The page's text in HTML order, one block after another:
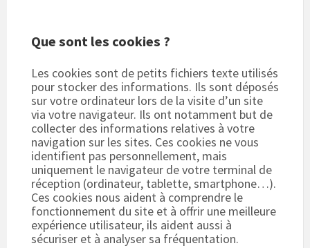
Que sont les cookies ?
Les cookies sont de petits fichiers texte utilisés
pour stocker des informations. Ils sont déposés
sur votre ordinateur lors de la visite d’un site
via votre navigateur. Ils ont notamment but de
collecter des informations relatives à votre
navigation sur les sites. Ces cookies ne vous
identifient pas personnellement, mais
uniquement le navigateur de votre terminal de
réception (ordinateur, tablette, smartphone…).
Ces cookies nous aident à comprendre le
fonctionnement du site et à offrir une meilleure
expérience utilisateur, ils aident aussi à
sécuriser et à analyser sa fréquentation.